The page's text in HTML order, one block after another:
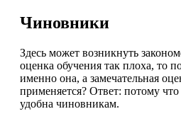
Чиновники
Здесь может возникнуть
оценка обучения так плоха, то
именно она, а замечательная
применяется? Ответ: потому
удобна чиновникам.